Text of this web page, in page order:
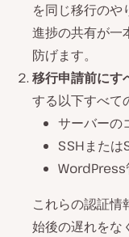
を同じ移行のや
進捗の共有が一
防げます。
移行申請前にす
する以下すべて
サーバーの
SSHまたは
WordPress
これらの認証情
始後の遅れをな